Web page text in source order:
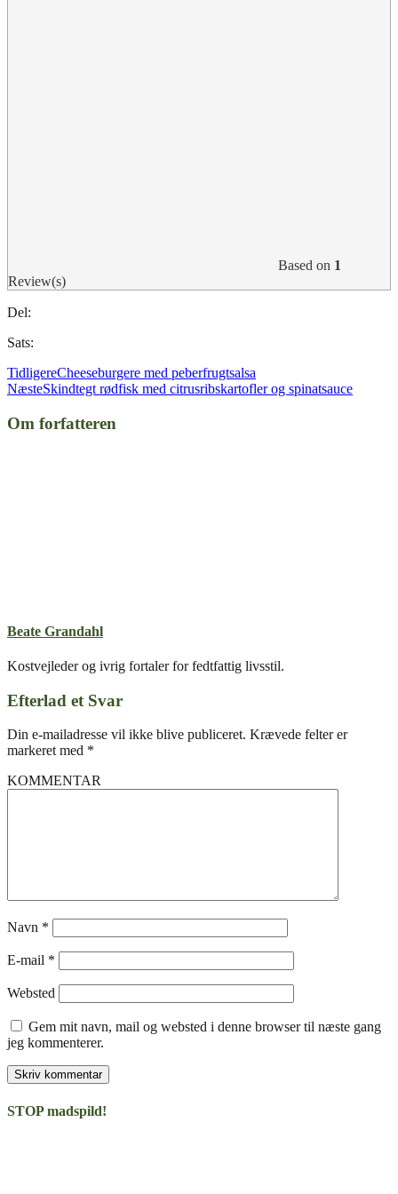
Based on 1
Review(s)
Del:
Sats:
TidligereCheeseburgere med peberfrugtsalsa
NæsteSkindtegt rødfisk med citrusribskartofler og spinatsauce
Om forfatteren
Beate Grandahl
Kostvejleder og ivrig fortaler for fedtfattig livsstil.
Efterlad et Svar
Din e-mailadresse vil ikke blive publiceret. Krævede felter er
markeret med *
KOMMENTAR
Navn *
E-mail *
Websted
Gem mit navn, mail og websted i denne browser til næste gang
jeg kommenterer.
STOP madspild!